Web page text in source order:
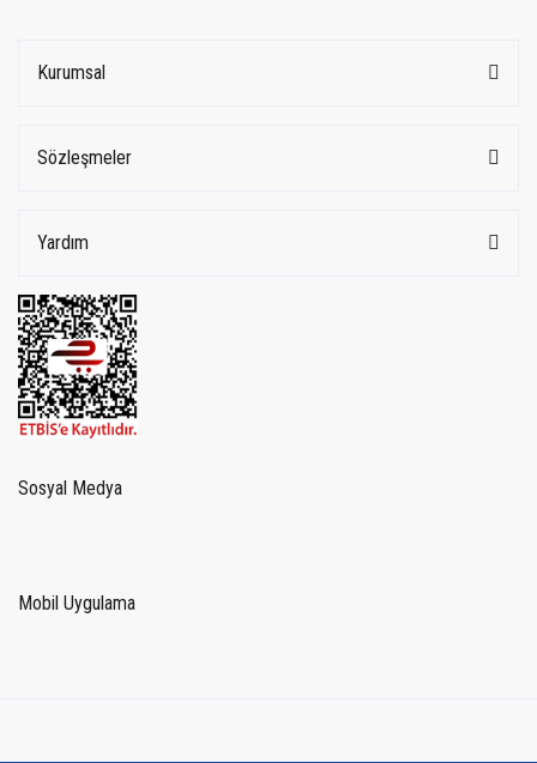
Kurumsal
Sözleşmeler
Yardım
Sosyal Medya
Mobil Uygulama